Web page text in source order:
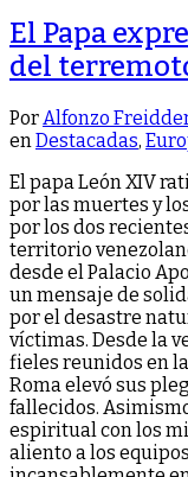
El Papa
del
Por Alfonzo
en Destacadas,
El papa León XIV
por las muertes y
por los dos
territorio
desde el Palacio
un mensaje de
por el desastre
víctimas. Desde la
fieles reunidos en la
Roma elevó sus
fallecidos.
espiritual con los
aliento a los